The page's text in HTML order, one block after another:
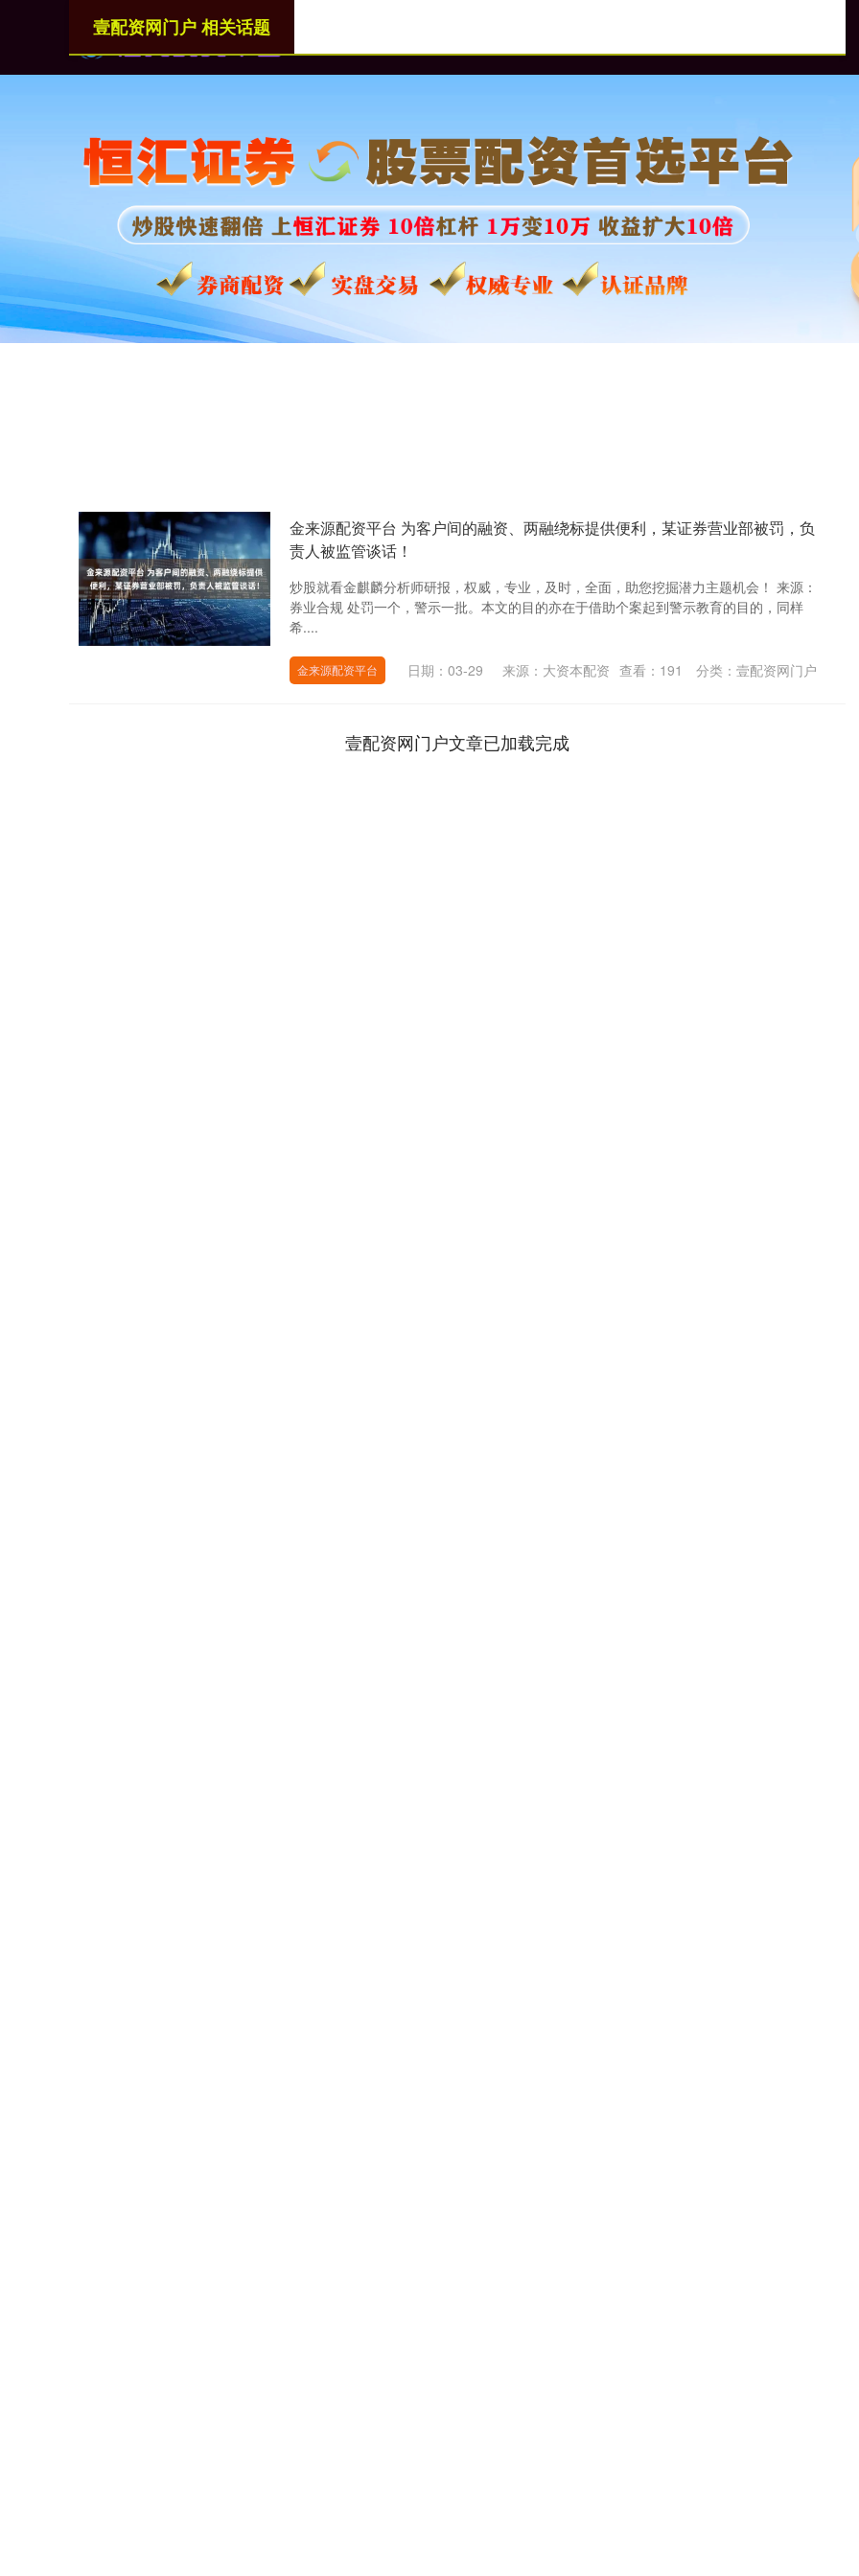
壹配资网门户 相关话题
金来源配资平台 为客户间的融资、两融绕标提供便利，某证券营业部被罚，负
责人被监管谈话！
炒股就看金麒麟分析师研报，权威，专业，及时，全面，助您挖掘潜力主题机会！ 来源：
券业合规 处罚一个，警示一批。本文的目的亦在于借助个案起到警示教育的目的，同样
希....
金来源配资平台 日期：03-29 来源：大资本配资 查看： 191 分类： 壹配资网门户
壹配资网门户文章已加载完成